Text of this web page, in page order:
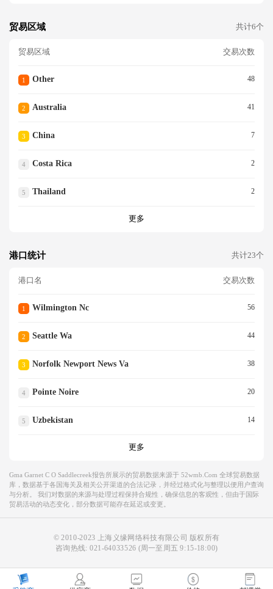
贸易区域 共计6个
贸易区域 交易次数
1 Other 48
2 Australia 41
3 China 7
4 Costa Rica 2
5 Thailand 2
更多
港口统计 共计23个
港口名 交易次数
1 Wilmington Nc 56
2 Seattle Wa 44
3 Norfolk Newport News Va 38
4 Pointe Noire 20
5 Uzbekistan 14
更多
Gma Garnet C O Saddlecreek报告所展示的贸易数据来源于 52wmb.com 全球贸易数据
库，数据基于各国海关及相关公开渠道的合法记录，并经过格式化与整理以便用户查询
与分析。 我们对数据的来源与处理过程保持合规性，确保信息的客观性，但由于国际
贸易活动的动态变化，部分数据可能存在延迟或变更。
© 2010-2023 上海义缘网络科技有限公司 版权所有
咨询热线:021-64033526 (周一至周五 9:15-18:00)